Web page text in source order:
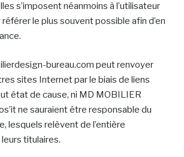
s’imposent néanmoins à l’utilisateur
référer le plus souvent possible afin d’en
bureau.com peut renvoyer
sites Internet par le biais de liens
état de cause, ni MD MOBILIER
ne sauraient être responsable du
lesquels relèvent de l’entière
titulaires.